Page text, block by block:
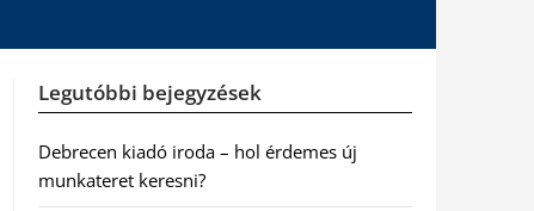
Legutóbbi bejegyzések
Debrecen kiadó iroda – hol érdemes új
munkateret keresni?